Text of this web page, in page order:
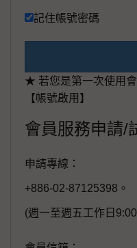
記住帳號密碼
★ 若您是第一次使用
【帳號啟用】
會員服務申請/
申請專線：
+886-02-87125398。
(週一至週五工作日